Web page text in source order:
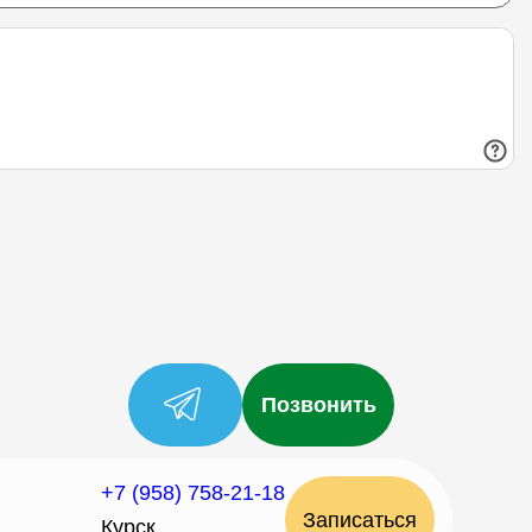
Позвонить
+7 (958) 758-21-18
Курск
Записаться